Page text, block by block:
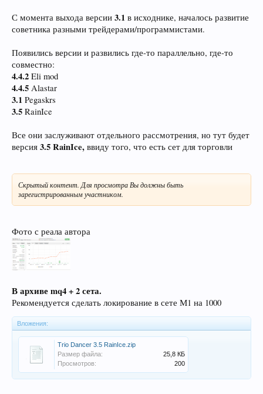
С момента выхода версии 3.1 в исходнике, началось развитие
советника разными трейдерами/программистами.
Появились версии и развились где-то параллельно, где-то
совместно:
4.4.2 Eli mod
4.4.5 Alastar
3.1 Pegaskrs
3.5 RainIce
Все они заслуживают отдельного рассмотрения, но тут будет
версия 3.5 RainIce, ввиду того, что есть сет для торговли
Скрытый контент. Для просмотра Вы должны быть
зарегистрированным участником.
Фото с реала автора
В архиве mq4 + 2 сета.
Рекомендуется сделать локирование в сете М1 на 1000
Вложения:
Trio Dancer 3.5 RainIce.zip
Размер файла:
25,8 КБ
Просмотров:
200